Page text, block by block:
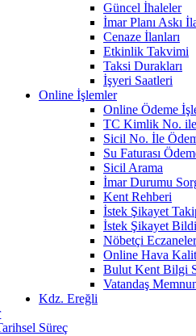
Güncel İhaleler
İmar Planı Askı
Cenaze İlanları
Etkinlik Takvimi
Taksi Durakları
İşyeri Saatleri
Online İşlemler
Online Ödeme
TC Kimlik No.
Sicil No. İle
Su Faturası
Sicil Arama
İmar Durumu
Kent Rehberi
İstek Şikayet
İstek Şikayet
Nöbetçi Eczaneler
Online Hava
Bulut Kent Bilgi
Vatandaş
Kdz. Ereğli
Süreç